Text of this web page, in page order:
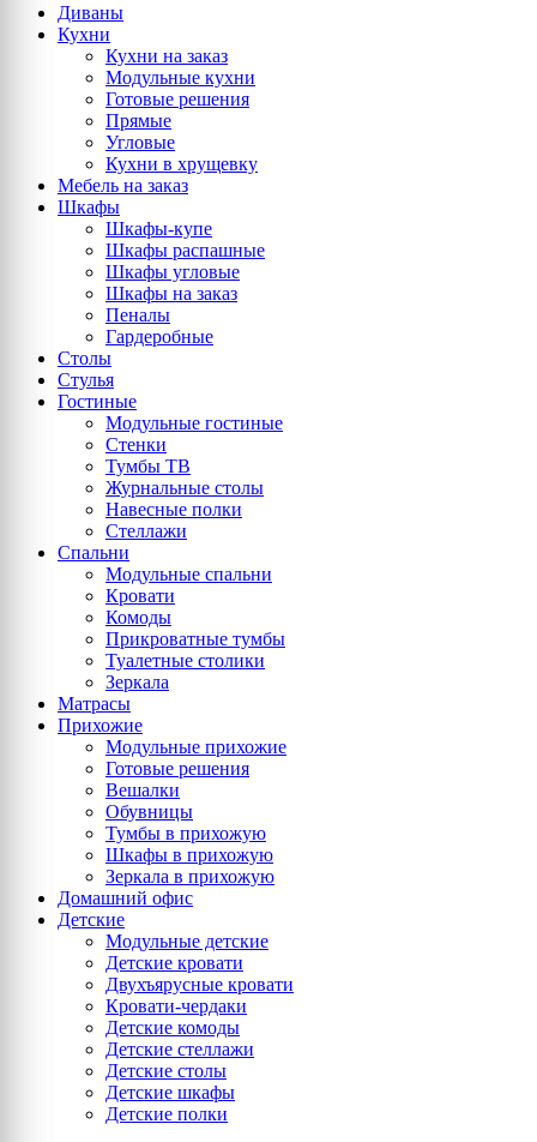
Диваны
Кухни
Кухни на заказ
Модульные кухни
Готовые решения
Прямые
Угловые
Кухни в хрущевку
Мебель на заказ
Шкафы
Шкафы-купе
Шкафы распашные
Шкафы угловые
Шкафы на заказ
Пеналы
Гардеробные
Столы
Стулья
Гостиные
Модульные гостиные
Стенки
Тумбы ТВ
Журнальные столы
Навесные полки
Стеллажи
Спальни
Модульные спальни
Кровати
Комоды
Прикроватные тумбы
Туалетные столики
Зеркала
Матрасы
Прихожие
Модульные прихожие
Готовые решения
Вешалки
Обувницы
Тумбы в прихожую
Шкафы в прихожую
Зеркала в прихожую
Домашний офис
Детские
Модульные детские
Детские кровати
Двухъярусные кровати
Кровати-чердаки
Детские комоды
Детские стеллажи
Детские столы
Детские шкафы
Детские полки